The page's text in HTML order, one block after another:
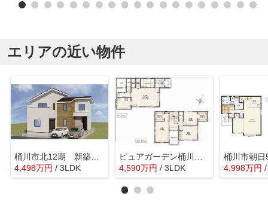
エリアの近い物件
桶川市北12期 新築戸建 全1棟 1号棟
4,498万円 / 3LDK
ピュアガーデン桶川朝日1期 新築戸建 全2棟 1号棟
4,590万円 / 3LDK 4,998万円